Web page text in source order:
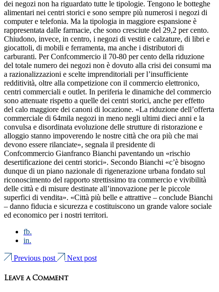
dei negozi non ha riguardato tutte le tipologie. Tengono le botteghe
alimentari nei centri storici e sono sempre più numerosi i negozi di
computer e telefonia. Ma la tipologia in maggiore espansione è
rappresentata dalle farmacie, che sono cresciute del 29,2 per cento.
Chiudono, invece, in centro, i negozi di vestiti e calzature, di libri e
giocattoli, di mobili e ferramenta, ma anche i distributori di
carburanti. Per Confcommercio il 70-80 per cento della riduzione
del totale numero dei negozi non è dovuto alla crisi dei consumi ma
a razionalizzazioni e scelte imprenditoriali per l’insufficiente
redditività, oltre alla competizione con il commercio elettronico,
centri commerciali e outlet. In periferia le dinamiche del commercio
sono attenuate rispetto a quelle dei centri storici, anche per effetto
del calo maggiore dei canoni di locazione. «La riduzione dell’offerta
commerciale di 64mila negozi in meno negli ultimi dieci anni e la
convulsa e disordinata evoluzione delle strutture di ristorazione e
alloggio stanno impoverendo le nostre città che ora più che mai
devono essere rilanciate», segnala il presidente di
Confcommercio Gianfranco Bianchi paventando un «rischio
desertificazione dei centri storici». Secondo Bianchi «c’è bisogno
dunque di un piano nazionale di rigenerazione urbana fondato sul
riconoscimento del rapporto strettissimo tra commercio e vivibilità
delle città e di misure destinate all’innovazione per le piccole
superfici di vendita». «Città più belle e attrattive – conclude Bianchi
– danno fiducia e sicurezza e costituiscono un grande valore sociale
ed economico per i nostri territori.
fb.
in.
Previous post Next post
Leave a Comment